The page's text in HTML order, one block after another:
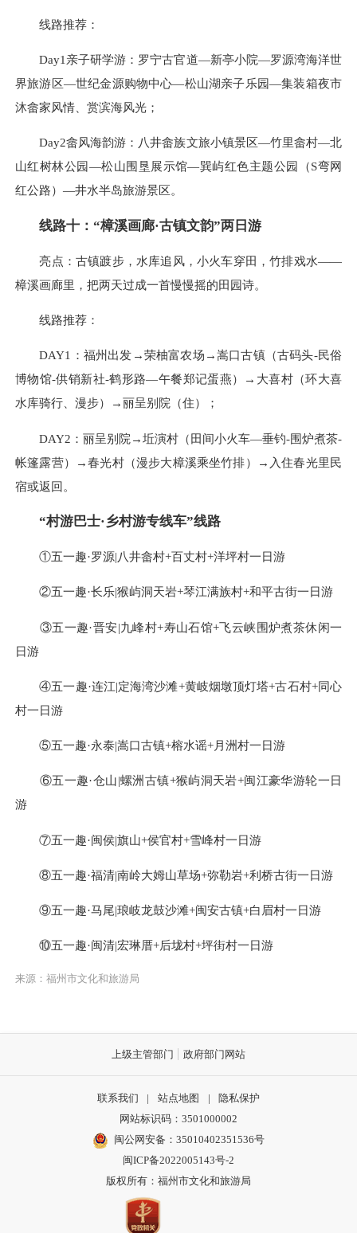
线路推荐：
Day1亲子研学游：罗宁古官道—新亭小院—罗源湾海洋世
界旅游区—世纪金源购物中心—松山湖亲子乐园—集装箱夜市
沐畲家风情、赏滨海风光；
Day2畲风海韵游：八井畲族文旅小镇景区—竹里畲村—北
山红树林公园—松山围垦展示馆—巽屿红色主题公园（S弯网
红公路）—井水半岛旅游景区。
线路十：“樟溪画廊·古镇文韵”两日游
亮点：古镇踱步，水库追风，小火车穿田，竹排戏水——
樟溪画廊里，把两天过成一首慢慢摇的田园诗。
线路推荐：
DAY1：福州出发→荣柚富农场→嵩口古镇（古码头-民俗
博物馆-供销新社-鹤形路—午餐郑记蛋燕）→大喜村（环大喜
水库骑行、漫步）→丽呈别院（住）；
DAY2：丽呈别院→坵演村（田间小火车—垂钓-围炉煮茶-
帐篷露营）→春光村（漫步大樟溪乘坐竹排）→入住春光里民
宿或返回。
“村游巴士·乡村游专线车”线路
①五一趣·罗源|八井畲村+百丈村+洋坪村一日游
②五一趣·长乐|猴屿洞天岩+琴江满族村+和平古街一日游
③五一趣·晋安|九峰村+寿山石馆+飞云峡围炉煮茶休闲一
日游
④五一趣·连江|定海湾沙滩+黄岐烟墩顶灯塔+古石村+同心
村一日游
⑤五一趣·永泰|嵩口古镇+榕水谣+月洲村一日游
⑥五一趣·仓山|螺洲古镇+猴屿洞天岩+闽江豪华游轮一日
游
⑦五一趣·闽侯|旗山+侯官村+雪峰村一日游
⑧五一趣·福清|南岭大姆山草场+弥勒岩+利桥古街一日游
⑨五一趣·马尾|琅岐龙鼓沙滩+闽安古镇+白眉村一日游
⑩五一趣·闽清|宏琳厝+后垅村+坪街村一日游
来源：福州市文化和旅游局
上级主管部门 政府部门网站
联系我们 | 站点地图 |
隐私保护
网站标识码：3501000002
闽公网安备：35010402351536号
闽ICP备2022005143号-2
版权所有：福州市文化和旅游局